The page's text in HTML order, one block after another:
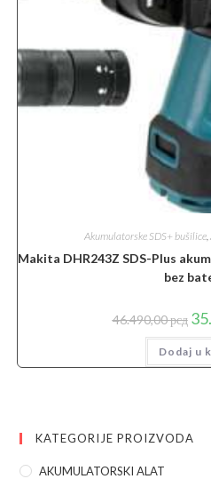
Akumulatorske SDS+ bušilice,
Makita DHR243Z SDS-Plus
bez
46.490,00рсд
je
bila:
Dodaj u
KATEGORIJE PROIZVODA
AKUMULATORSKI ALAT